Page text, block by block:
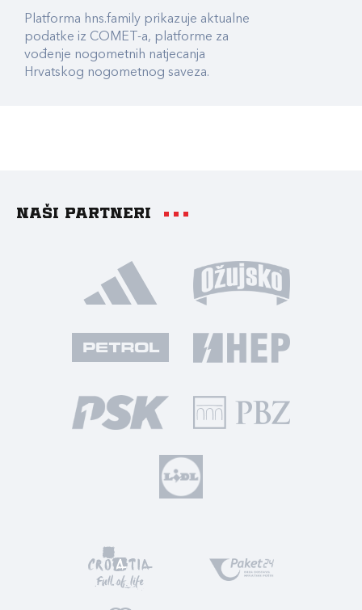
Platforma hns.family prikazuje aktualne
podatke iz COMET-a, platforme za
vođenje nogometnih natjecanja
Hrvatskog nogometnog saveza.
Naši partneri